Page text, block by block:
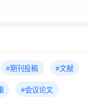
#期刊投稿 #文献
#会议论文